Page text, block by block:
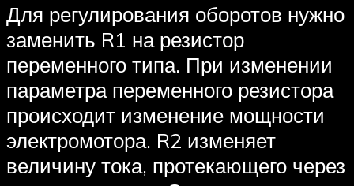
Для регулирования оборотов нужно
заменить R1 на резистор
переменного типа. При изменении
параметра переменного резистора
происходит изменение мощности
электромотора. R2 изменяет
величину тока, протекающего через